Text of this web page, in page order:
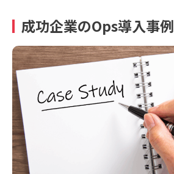
成功企業のOps導入事例